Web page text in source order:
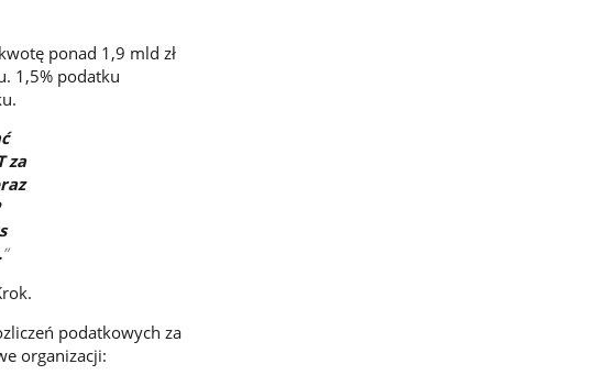
ponad 1,9 mld zł
1,5% podatku
za
podatkowych za
organizacji: